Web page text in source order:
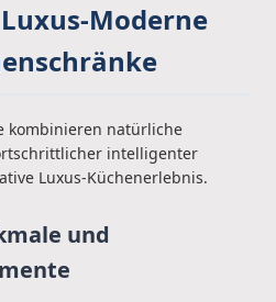
Moderne
kombinieren natürliche
intelligenter
Luxus-Küchenerlebnis.
und